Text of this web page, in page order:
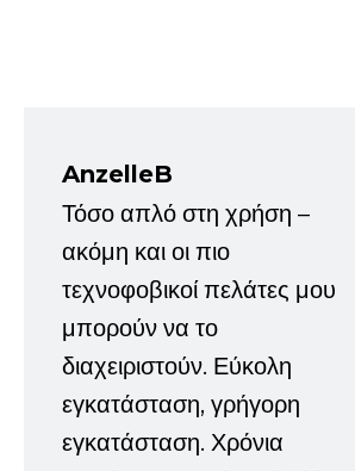
AnzelleB
Τόσο απλό στη χρήση –
ακόμη και οι πιο
τεχνοφοβικοί πελάτες μου
μπορούν να το
διαχειριστούν. Εύκολη
εγκατάσταση, γρήγορη
εγκατάσταση. Χρόνια